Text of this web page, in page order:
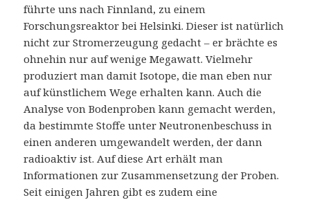
führte uns nach Finnland, zu einem
Forschungsreaktor bei Helsinki. Dieser ist natürlich
nicht zur Stromerzeugung gedacht – er brächte es
ohnehin nur auf wenige Megawatt. Vielmehr
produziert man damit Isotope, die man eben nur
auf künstlichem Wege erhalten kann. Auch die
Analyse von Bodenproben kann gemacht werden,
da bestimmte Stoffe unter Neutronenbeschuss in
einen anderen umgewandelt werden, der dann
radioaktiv ist. Auf diese Art erhält man
Informationen zur Zusammensetzung der Proben.
Seit einigen Jahren gibt es zudem eine